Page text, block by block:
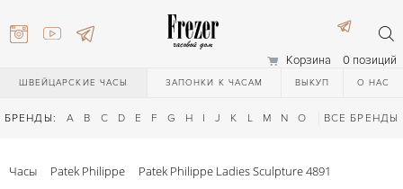
Корзина 0 позиций
ШВЕЙЦАРСКИЕ ЧАСЫ ЗАПОНКИ К ЧАСАМ ВЫКУП О НАС
БРЕНДЫ: A B C D E F G H I J K L M N O Q R S T
ВСЕ БРЕНДЫ
Часы Patek Philippe Patek Philippe Ladies Sculpture 4891